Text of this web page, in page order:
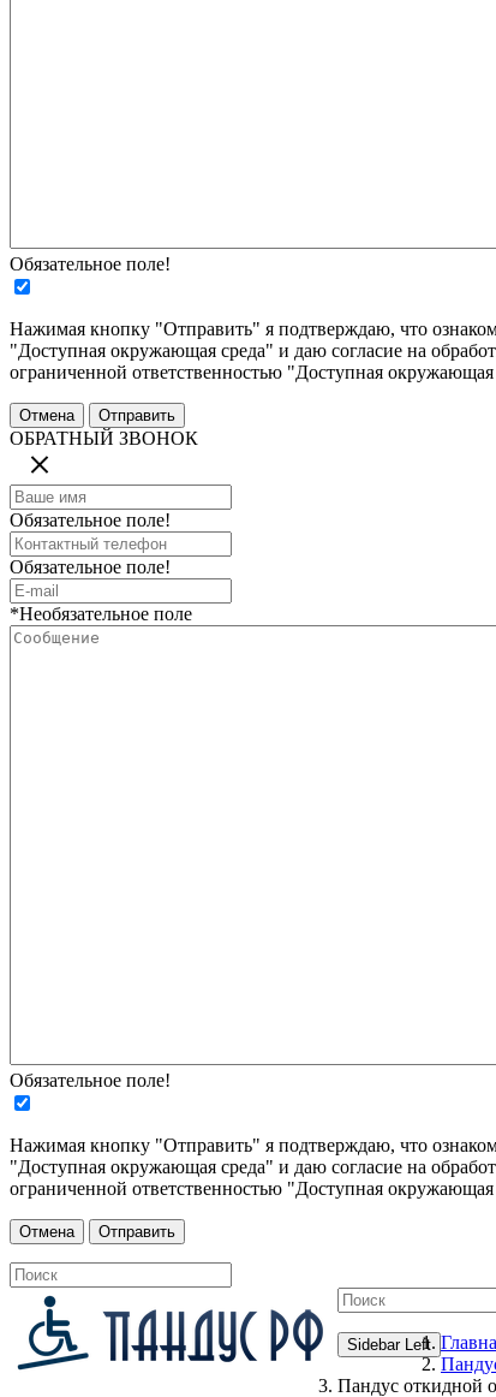
Обязательное поле!
Нажимая кнопку "Отправить" я подтверждаю, что
"Доступная окружающая среда" и даю согласие на
ограниченной ответственностью "Доступная окружающая
ОБРАТНЫЙ ЗВОНОК
Обязательное поле!
Обязательное поле!
*Необязательное поле
Обязательное поле!
Нажимая кнопку "Отправить" я подтверждаю, что
"Доступная окружающая среда" и даю согласие на
ограниченной ответственностью "Доступная окружающая
Sidebar Left
Пандус откидной